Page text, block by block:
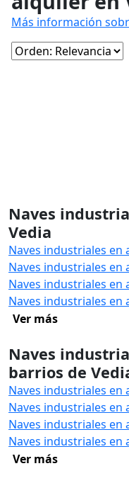
Más información
Naves
Vedia
Naves industriales en
Naves industriales en
Naves industriales
Naves industriales en
Ver más
Naves
barrios de
Naves industriales en
Naves industriales en
Naves industriales en
Naves industriales en
Ver más